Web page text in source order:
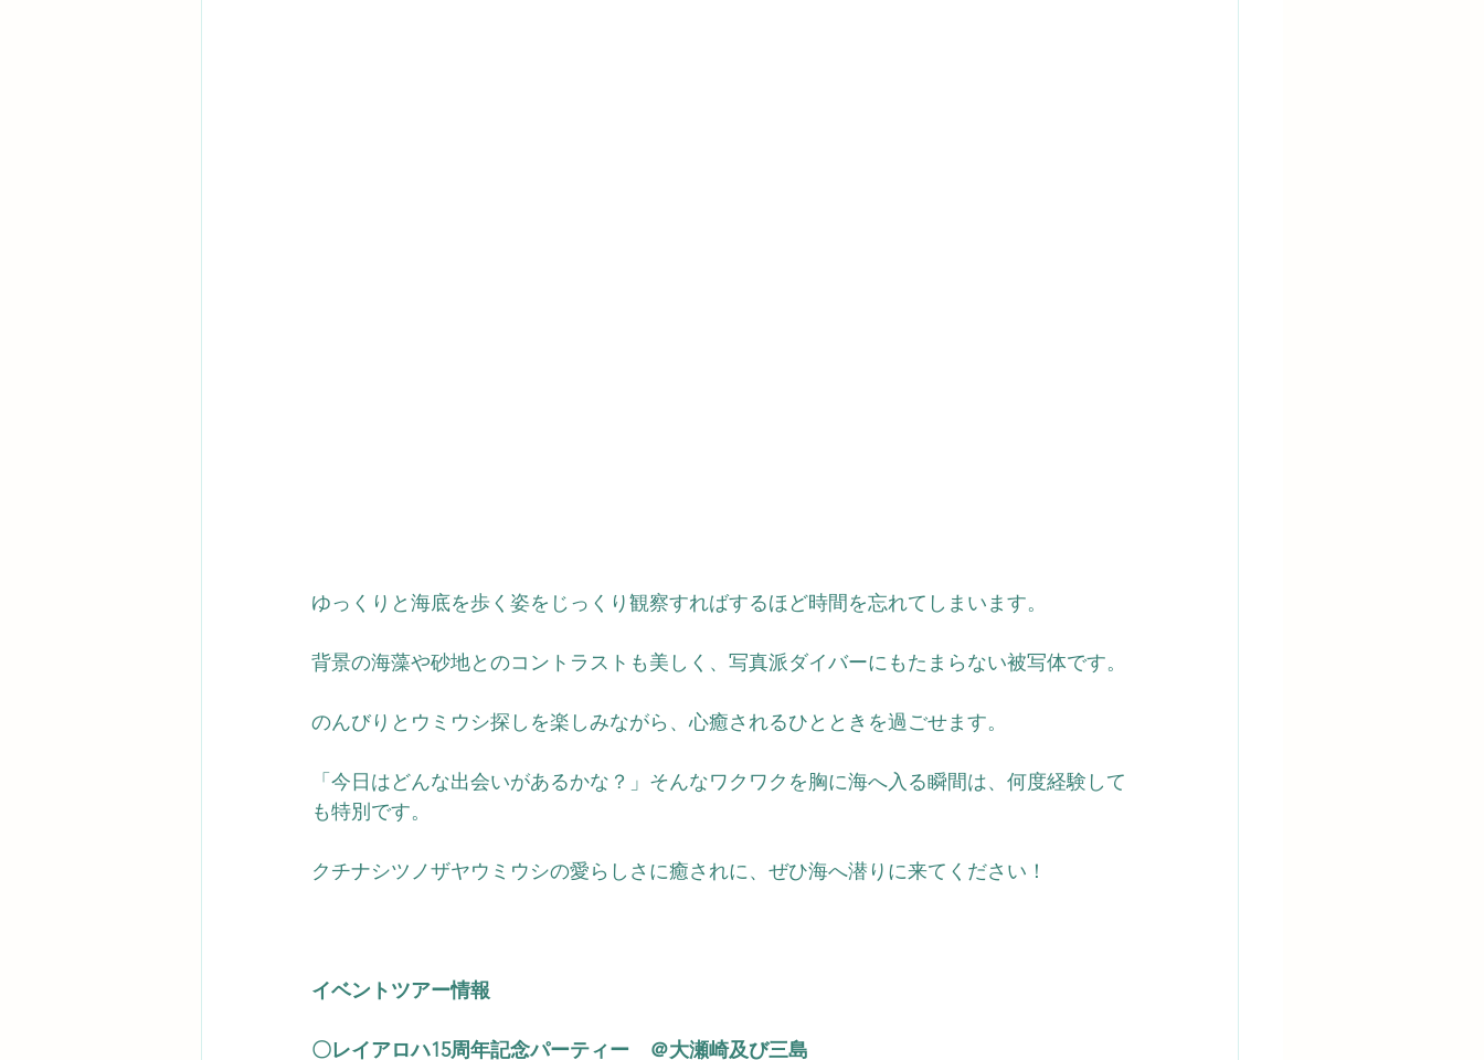
ゆっくりと海底を歩く姿をじっくり観察すればするほど時間を忘れてしまいます。
背景の海藻や砂地とのコントラストも美しく、写真派ダイバーにもたまらない被写体です。
のんびりとウミウシ探しを楽しみながら、心癒されるひとときを過ごせます。
「今日はどんな出会いがあるかな？」そんなワクワクを胸に海へ入る瞬間は、何度経験して
も特別です。
クチナシツノザヤウミウシの愛らしさに癒されに、ぜひ海へ潜りに来てください！
イベントツアー情報
〇レイアロハ15周年記念パーティー　＠大瀬崎及び三島